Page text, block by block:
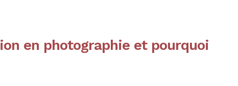
en photographie et pourquoi